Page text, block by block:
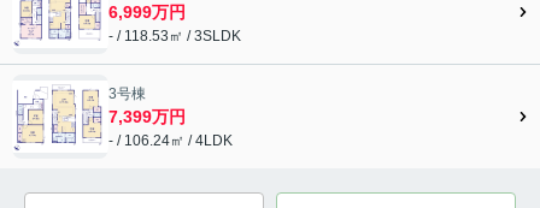
6,999万円
- / 118.53㎡ / 3SLDK
3号棟
7,399万円
- / 106.24㎡ / 4LDK